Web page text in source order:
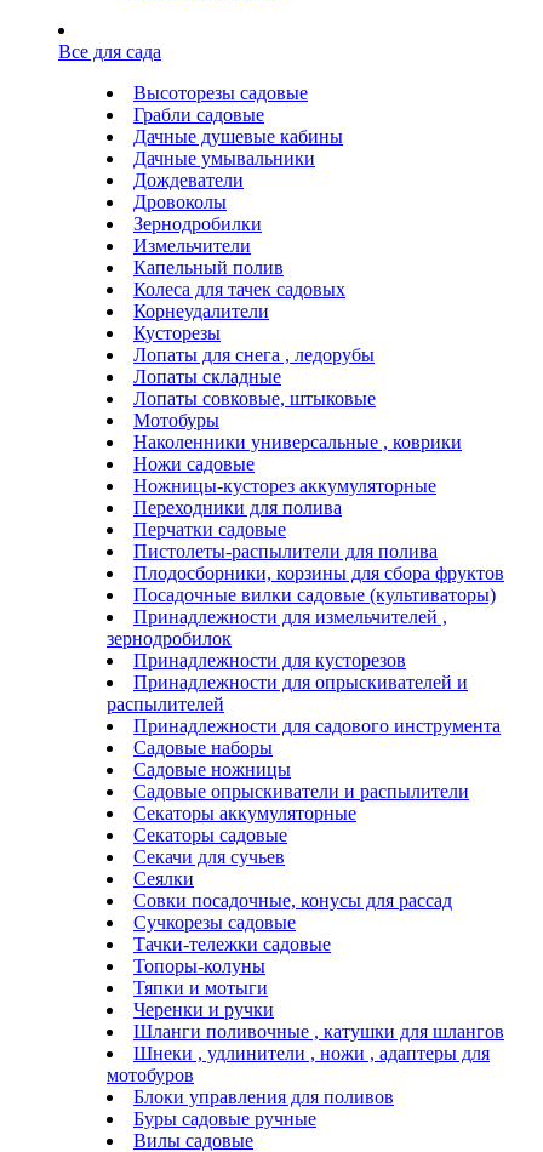
Все для сада
Высоторезы садовые
Грабли садовые
Дачные душевые кабины
Дачные умывальники
Дождеватели
Дровоколы
Зернодробилки
Измельчители
Капельный полив
Колеса для тачек садовых
Корнеудалители
Кусторезы
Лопаты для снега , ледорубы
Лопаты складные
Лопаты совковые, штыковые
Мотобуры
Наколенники универсальные , коврики
Ножи садовые
Ножницы-кусторез аккумуляторные
Переходники для полива
Перчатки садовые
Пистолеты-распылители для полива
Плодосборники, корзины для сбора фруктов
Посадочные вилки садовые (культиваторы)
Принадлежности для измельчителей ,
зернодробилок
Принадлежности для кусторезов
Принадлежности для опрыскивателей и
распылителей
Принадлежности для садового инструмента
Садовые наборы
Садовые ножницы
Садовые опрыскиватели и распылители
Секаторы аккумуляторные
Секаторы садовые
Секачи для сучьев
Сеялки
Совки посадочные, конусы для рассад
Сучкорезы садовые
Тачки-тележки садовые
Топоры-колуны
Тяпки и мотыги
Черенки и ручки
Шланги поливочные , катушки для шлангов
Шнеки , удлинители , ножи , адаптеры для
мотобуров
Блоки управления для поливов
Буры садовые ручные
Вилы садовые